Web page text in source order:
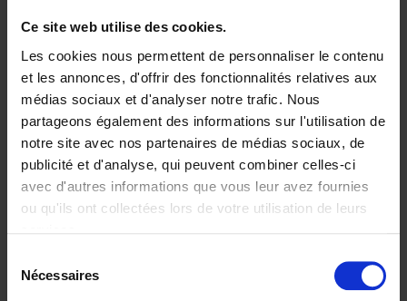
Ce site web utilise des cookies.
Les cookies nous permettent de personnaliser le contenu
et les annonces, d'offrir des fonctionnalités relatives aux
médias sociaux et d'analyser notre trafic. Nous
partageons également des informations sur l'utilisation de
notre site avec nos partenaires de médias sociaux, de
publicité et d'analyse, qui peuvent combiner celles-ci
avec d'autres informations que vous leur avez fournies
ou qu'ils ont collectées lors de votre utilisation de leurs
Nécessaires
Building Bonds = Building
Business
Jochen Roef Jozefien De Feyter
Carolien Boom
Couverture souple
2025 200
€29,99